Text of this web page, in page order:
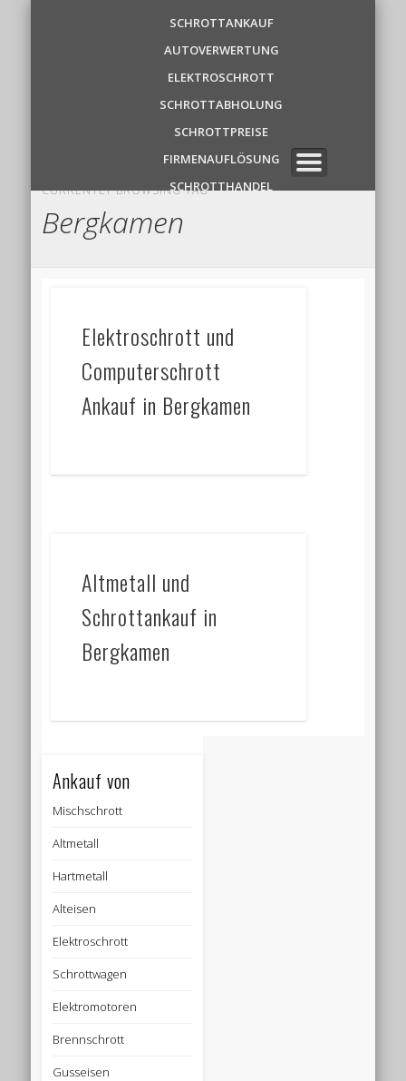
Schrottankauf
Zentrale
✆ 0 1 5 2 1 7 8 6 3 9 1 1
SCHROTTANKAUF
AUTOVERWERTUNG
ELEKTROSCHROTT
SCHROTTABHOLUNG
SCHROTTPREISE
FIRMENAUFLÖSUNG
SCHROTTHANDEL
CURRENTLY BROWSING TAG
Bergkamen
Elektroschrott und
Computerschrott
Ankauf in Bergkamen
Altmetall und
Schrottankauf in
Bergkamen
Ankauf von
Mischschrott
Altmetall
Hartmetall
Alteisen
Elektroschrott
Schrottwagen
Elektromotoren
Brennschrott
Gusseisen